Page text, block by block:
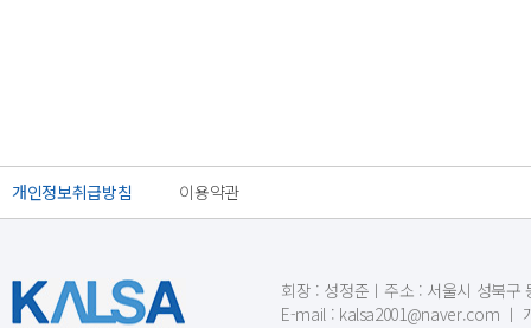
개인정보취급방침 이용약관
회장 : 성정준ㅣ주소 : 서울시 성북구
E-mail : kalsa2001@naver.com ㅣ